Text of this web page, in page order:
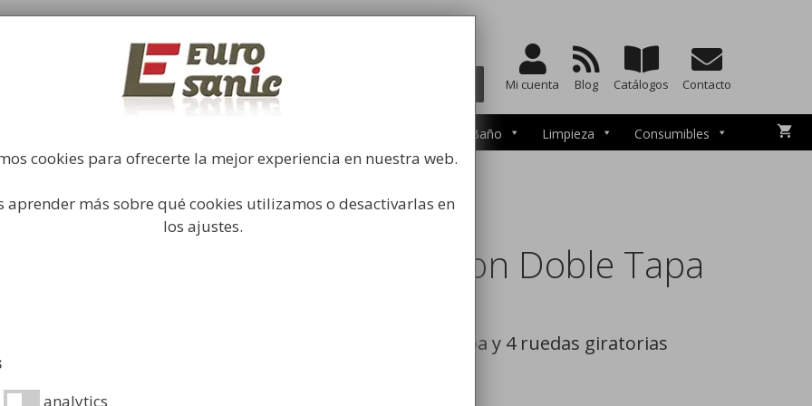
industrial
Búsqueda
productos
Mi cuenta Blog Catálogos Contacto
Accesorios de Baño Limpieza Consumibles
/ Contenedor con Doble Tapa
Contenedor con Doble Tapa
Contenedor con Doble Tapa y 4 ruedas giratorias
cookies para ofrecerte la mejor experiencia en nuestra web.
aprender más sobre qué cookies utilizamos o desactivarlas en
los ajustes.
analytics